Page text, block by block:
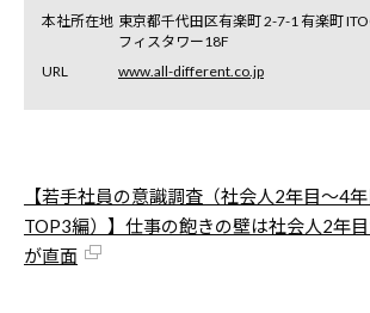
本社所在地 東京都千代田区有楽町 2-7-1 有楽町
フィスタワー18F
URL
www.all-different.co.jp
【若手社員の意識調査（社会人2年目～4
TOP3編）】仕事の飽きの壁は社会人2年
が直面